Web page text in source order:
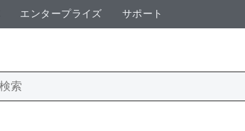
エンタープライズ サポート